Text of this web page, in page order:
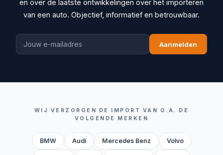
en over de laatste ontwikkelingen over het importeren
van een auto. Objectief, informatief en betrouwbaar.
Aanmelden
WIJ VERZORGEN DE IMPORT VAN O.A. DE
VOLGENDE MERKEN
BMW Audi Mercedes Benz Volvo